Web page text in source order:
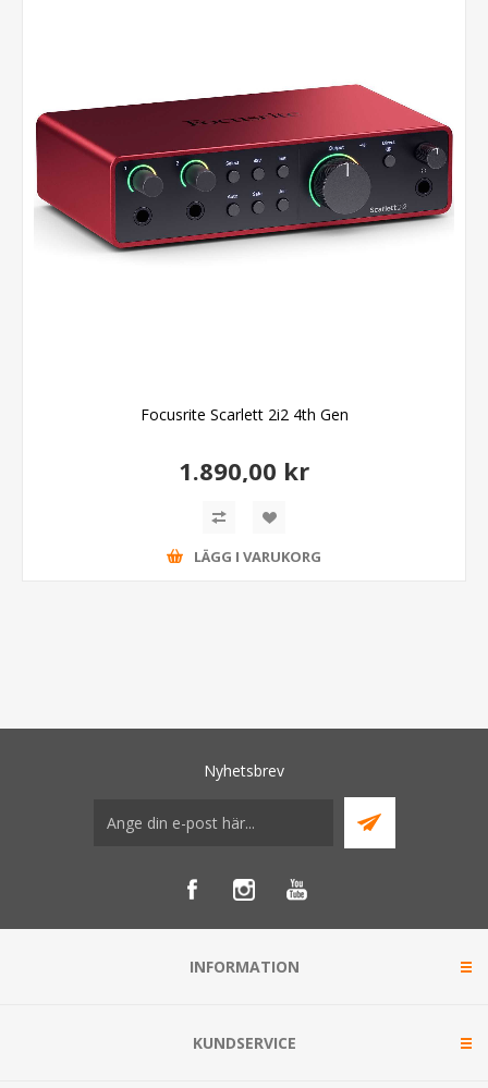
Focusrite Scarlett 2i2 4th Gen
1.890,00 kr
LÄGG I VARUKORG
Nyhetsbrev
INFORMATION
KUNDSERVICE